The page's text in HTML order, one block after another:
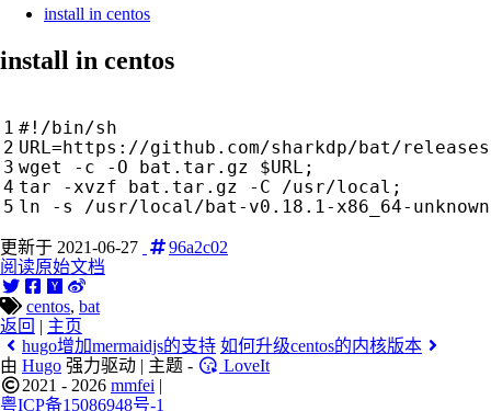
install in centos
install in centos
URL =https://github.com/sharkdp/bat/
wget -c -O bat.tar.gz $URL ;
tar -xvzf bat.tar.gz -C /usr/local ;
更新于 2021-06-27
96a2c02
阅读原始文档
centos, bat
返回 | 主页
hugo增加mermaidjs的支持 如何升级centos的内核版本
由 Hugo 强力驱动 | 主题 -
LoveIt
2021 - 2026 mmfei |
粤ICP备15086948号-1